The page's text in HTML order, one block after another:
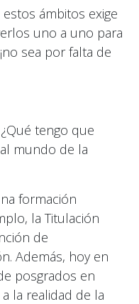
ámbitos exige
uno a uno para
sea por falta de
tengo que
mundo de la
formación
la Titulación
de
Además, hoy en
posgrados en
la realidad de la